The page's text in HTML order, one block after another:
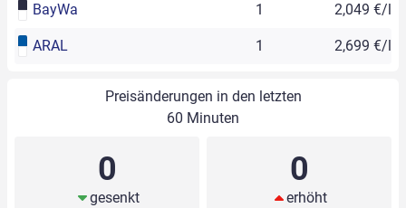
BayWa 1 2,049 €/l
ARAL 1 2,699 €/l
Preisänderungen in den letzten
60 Minuten
0
gesenkt
0
erhöht